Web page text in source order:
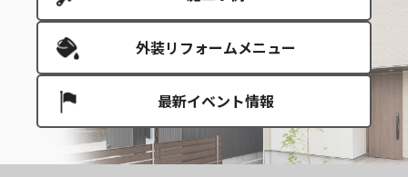
外装リフォームメニュー
最新イベント情報